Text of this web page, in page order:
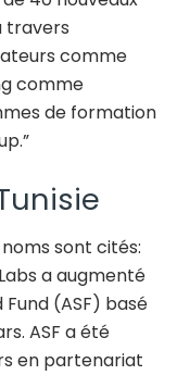
travers
comme
comme
de formation
sont cités:
a augmenté
(ASF) basé
ASF a été
en partenariat